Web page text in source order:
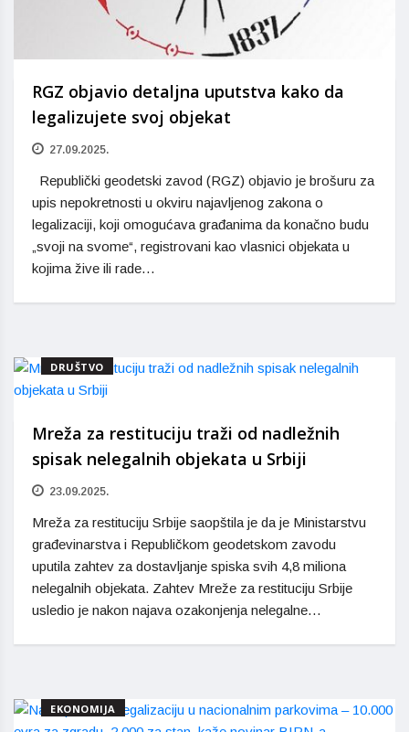
RGZ objavio detaljna uputstva kako da
legalizujete svoj objekat
27.09.2025.
Republički geodetski zavod (RGZ) objavio je brošuru za
upis nepokretnosti u okviru najavljenog zakona o
legalizaciji, koji omogućava građanima da konačno budu
„svoji na svome“, registrovani kao vlasnici objekata u
kojima žive ili rade…
DRUŠTVO
Mreža za restituciju traži od nadležnih
spisak nelegalnih objekata u Srbiji
23.09.2025.
Mreža za restituciju Srbije saopštila je da je Ministarstvu
građevinarstva i Republičkom geodetskom zavodu
uputila zahtev za dostavljanje spiska svih 4,8 miliona
nelegalnih objekata. Zahtev Mreže za restituciju Srbije
usledio je nakon najava ozakonjenja nelegalne…
EKONOMIJA